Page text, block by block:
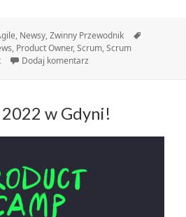
, Newsy,Zwinny Przewodnik
, Product Owner,Scrum,Scrum
Dodaj komentarz
w Gdyni!